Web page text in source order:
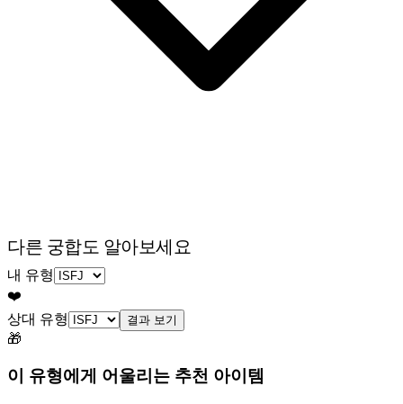
다른 궁합도 알아보세요
내 유형
❤️
상대 유형
결과 보기
🎁
이 유형에게 어울리는 추천 아이템